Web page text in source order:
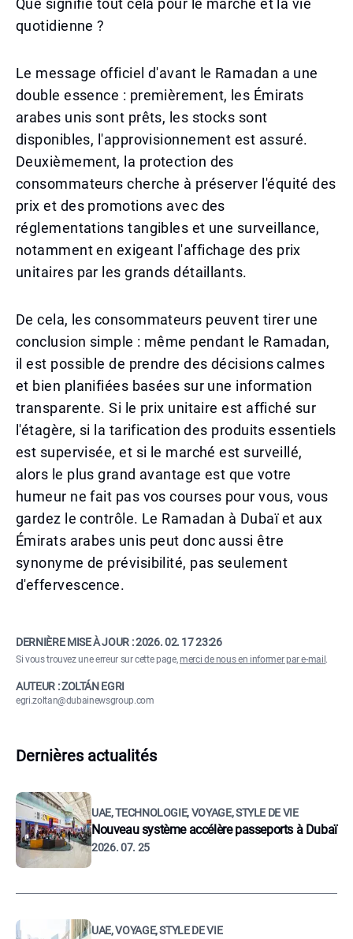
Que signifie tout cela pour le marché et la vie
quotidienne ?
Le message officiel d'avant le Ramadan a une
double essence : premièrement, les Émirats
arabes unis sont prêts, les stocks sont
disponibles, l'approvisionnement est assuré.
Deuxièmement, la protection des
consommateurs cherche à préserver l'équité des
prix et des promotions avec des
réglementations tangibles et une surveillance,
notamment en exigeant l'affichage des prix
unitaires par les grands détaillants.
De cela, les consommateurs peuvent tirer une
conclusion simple : même pendant le Ramadan,
il est possible de prendre des décisions calmes
et bien planifiées basées sur une information
transparente. Si le prix unitaire est affiché sur
l'étagère, si la tarification des produits essentiels
est supervisée, et si le marché est surveillé,
alors le plus grand avantage est que votre
humeur ne fait pas vos courses pour vous, vous
gardez le contrôle. Le Ramadan à Dubaï et aux
Émirats arabes unis peut donc aussi être
synonyme de prévisibilité, pas seulement
d'effervescence.
DERNIÈRE MISE À JOUR :2026. 02. 17 23:26
Si vous trouvez une erreur sur cette page,merci de nous en informer par e-mail .
AUTEUR : ZOLTÁN EGRI
egri.zoltan@dubainewsgroup.com
Dernières actualités
UAE, TECHNOLOGIE, VOYAGE, STYLE DE VIE
Nouveau système accélère passeports à Dubaï
2026. 07. 25
UAE, VOYAGE, STYLE DE VIE